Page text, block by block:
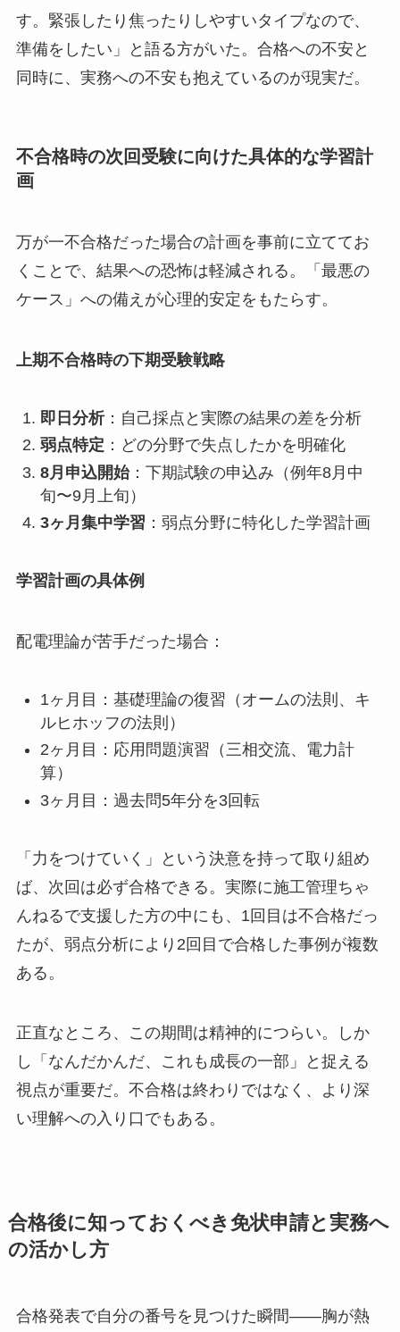
す。緊張したり焦ったりしやすいタイプなので、
準備をしたい」と語る方がいた。合格への不安と
同時に、実務への不安も抱えているのが現実だ。
不合格時の次回受験に向けた具体的な学習計
画
万が一不合格だった場合の計画を事前に立ててお
くことで、結果への恐怖は軽減される。「最悪の
ケース」への備えが心理的安定をもたらす。
上期不合格時の下期受験戦略
即日分析：自己採点と実際の結果の差を分析
弱点特定 ：どの分野で失点したかを明確化
8月申込開始：下期試験の申込み（例年8月中
旬〜9月上旬）
3ヶ月集中学習 ：弱点分野に特化した学習計画
学習計画の具体例
配電理論が苦手だった場合：
1ヶ月目：基礎理論の復習（オームの法則、キ
ルヒホッフの法則）
2ヶ月目：応用問題演習（三相交流、電力計
算）
3ヶ月目：過去問5年分を3回転
「力をつけていく」という決意を持って取り組め
ば、次回は必ず合格できる。実際に施工管理ちゃ
んねるで支援した方の中にも、1回目は不合格だっ
たが、弱点分析により2回目で合格した事例が複数
ある。
正直なところ、この期間は精神的につらい。しか
し「なんだかんだ、これも成長の一部」と捉える
視点が重要だ。不合格は終わりではなく、より深
い理解への入り口でもある。
合格後に知っておくべき免状申請と実務へ
の活かし方
合格発表で自分の番号を見つけた瞬間——胸が熱